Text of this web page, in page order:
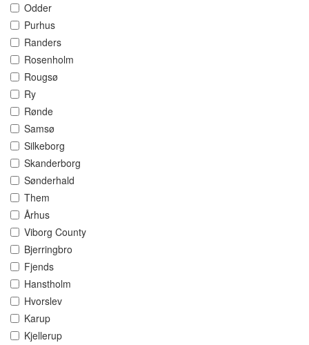
Odder
Purhus
Randers
Rosenholm
Rougsø
Ry
Rønde
Samsø
Silkeborg
Skanderborg
Sønderhald
Them
Århus
Viborg County
Bjerringbro
Fjends
Hanstholm
Hvorslev
Karup
Kjellerup